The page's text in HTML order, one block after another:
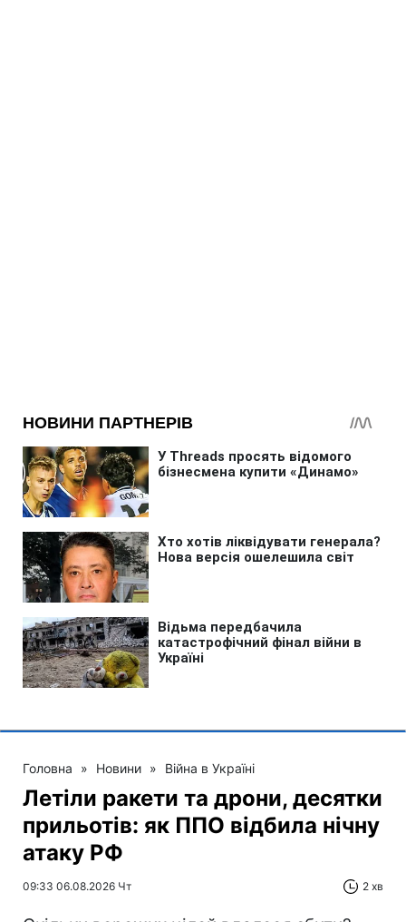
Головна » Новини » Війна в Україні
Летіли ракети та дрони, десятки
прильотів: як ППО відбила нічну
атаку РФ
09:33 06.08.2026 Чт 2 хв